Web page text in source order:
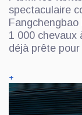
spectaculaire
1 000 chevaux
déjà prête
+